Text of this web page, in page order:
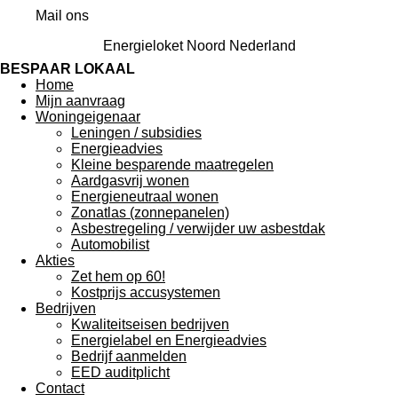
Mail ons
Energieloket Noord Nederland
BESPAAR LOKAAL
Home
Mijn aanvraag
Woningeigenaar
Leningen / subsidies
Energieadvies
Kleine besparende maatregelen
Aardgasvrij wonen
Energieneutraal wonen
Zonatlas (zonnepanelen)
Asbestregeling / verwijder uw asbestdak
Automobilist
Akties
Zet hem op 60!
Kostprijs accusystemen
Bedrijven
Kwaliteitseisen bedrijven
Energielabel en Energieadvies
Bedrijf aanmelden
EED auditplicht
Contact